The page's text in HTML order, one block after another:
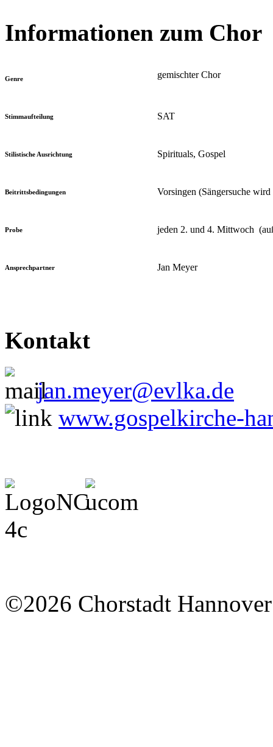
Informationen zum Chor
Genre gemischter Chor
Stimmaufteilung SAT
Stilistische Ausrichtung Spirituals, Gospel
Beitrittsbedingungen Vorsingen (Sängersuche
Probe jeden 2. und 4. Mittwoch
Ansprechpartner Jan Meyer
Kontakt
jan.meyer@evlka.de
www.gospelkirche-
©2026 Chorstadt Hannover